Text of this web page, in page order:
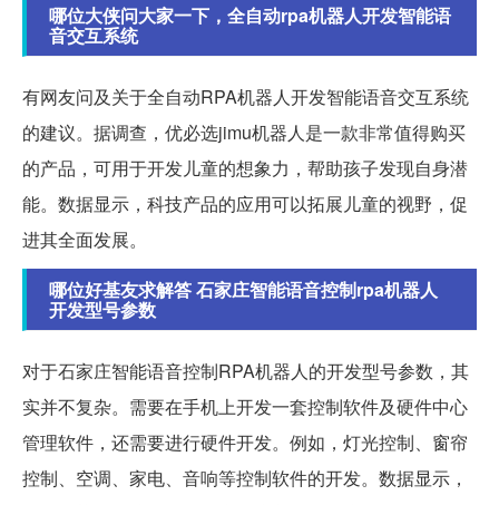
哪位大侠问大家一下，全自动rpa机器人开发智能语
音交互系统
有网友问及关于全自动RPA机器人开发智能语音交互系统
的建议。据调查，优必选jimu机器人是一款非常值得购买
的产品，可用于开发儿童的想象力，帮助孩子发现自身潜
能。数据显示，科技产品的应用可以拓展儿童的视野，促
进其全面发展。
哪位好基友求解答 石家庄智能语音控制rpa机器人
开发型号参数
对于石家庄智能语音控制RPA机器人的开发型号参数，其
实并不复杂。需要在手机上开发一套控制软件及硬件中心
管理软件，还需要进行硬件开发。例如，灯光控制、窗帘
控制、空调、家电、音响等控制软件的开发。数据显示，